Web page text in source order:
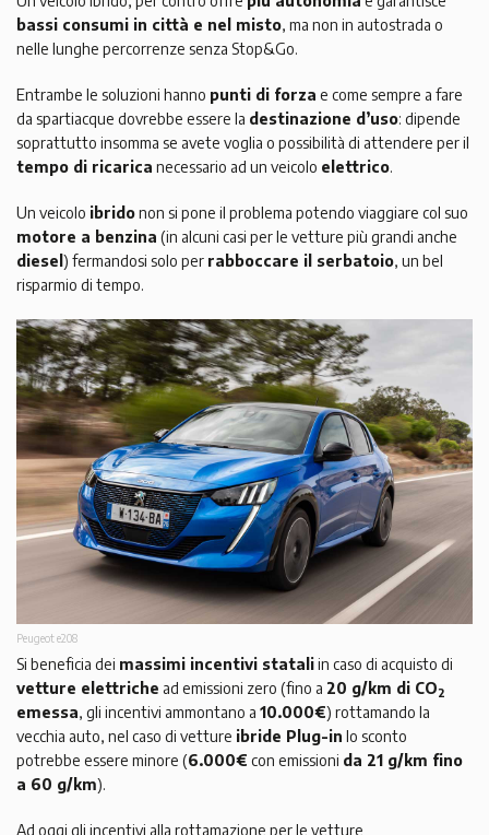
bassi consumi in città e nel misto, ma non in autostrada o
nelle lunghe percorrenze senza Stop&Go.
Entrambe le soluzioni hanno punti di forza e come sempre a fare
da spartiacque dovrebbe essere la destinazione d’uso: dipende
soprattutto insomma se avete voglia o possibilità di attendere per il
tempo di ricarica necessario ad un veicolo elettrico.
Un veicolo ibridonon si pone il problema potendo viaggiare col suo
motore a benzina (in alcuni casi per le vetture più grandi anche
diesel ) fermandosi solo per rabboccare il serbatoio, un bel
risparmio di tempo.
Peugeot e208
Si beneficia dei massimi incentivi stataliin caso di acquisto di
vetture elettriche ad emissioni zero (fino a 20 g/km di CO2
emessa, gli incentivi ammontano a 10.000€) rottamando la
vecchia auto, nel caso di vetture ibride Plug-in lo sconto
potrebbe essere minore (6.000€ con emissioni da 21 g/km fino
a 60 g/km).
Ad oggi gli incentivi alla rottamazione per le vetture